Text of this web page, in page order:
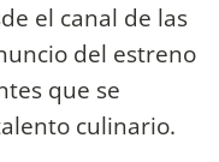
el canal de las
del estreno
que se
culinario.